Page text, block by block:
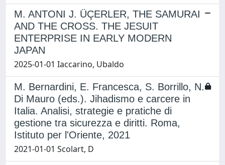
M. ANTONI J. ÜÇERLER, THE SAMURAI
AND THE CROSS. THE JESUIT
ENTERPRISE IN EARLY MODERN
JAPAN
2025-01-01 Iaccarino, Ubaldo
M. Bernardini, E. Francesca, S. Borrillo, N.
Di Mauro (eds.). Jihadismo e carcere in
Italia. Analisi, strategie e pratiche di
gestione tra sicurezza e diritti. Roma,
Istituto per l'Oriente, 2021
2021-01-01 Scolart, D